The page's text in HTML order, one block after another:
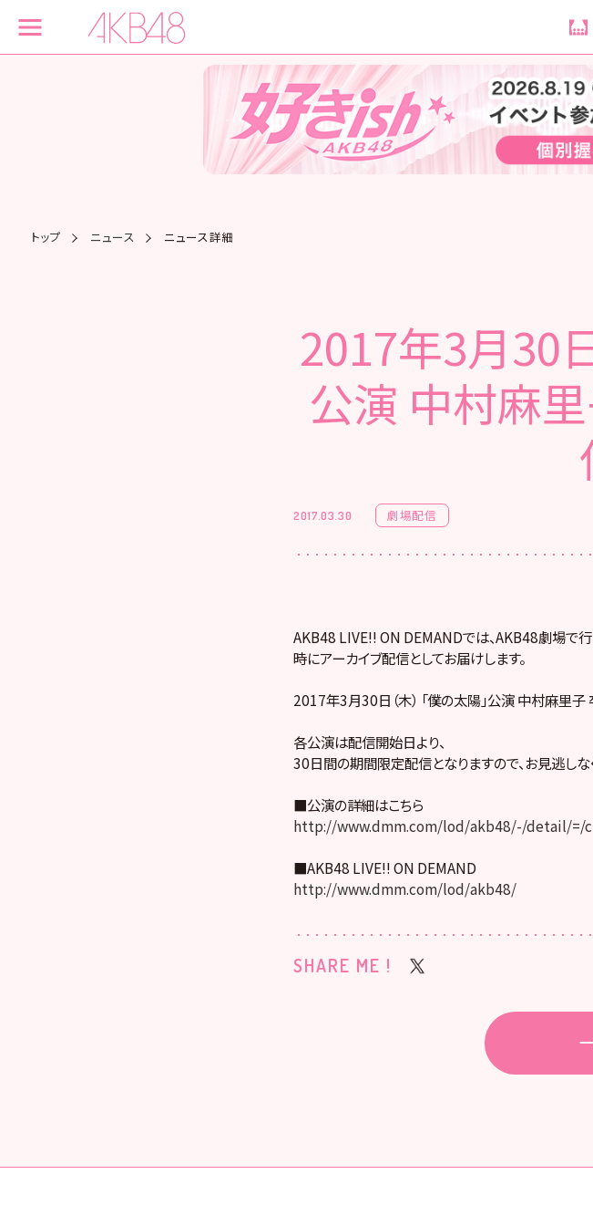
トップ ニュース ニュース詳細
2017年3月30日
公演 中村麻
2017.03.30 劇場配信
AKB48 LIVE!! ON DEMANDでは、AKB48劇場で
時にアーカイブ配信としてお届けします。
2017年3月30日（木） 「僕の太陽」公演 中村麻里子
各公演は配信開始日より、
30日間の期間限定配信となりますので、お見逃しな
■公演の詳細はこちら
http://www.dmm.com/lod/akb48/-/detail/=/
■AKB48 LIVE!! ON DEMAND
http://www.dmm.com/lod/akb48/
SHARE ME !